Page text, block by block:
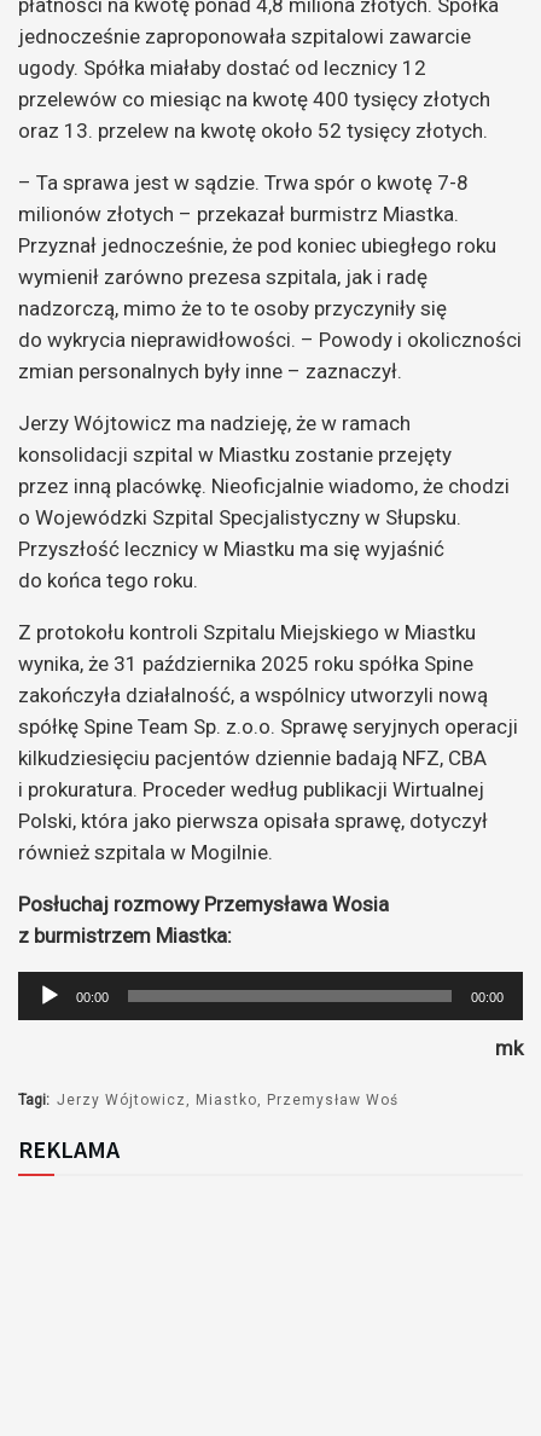
płatności na kwotę ponad 4,8 miliona złotych. Spółka
jednocześnie zaproponowała szpitalowi zawarcie
ugody. Spółka miałaby dostać od lecznicy 12
przelewów co miesiąc na kwotę 400 tysięcy złotych
oraz 13. przelew na kwotę około 52 tysięcy złotych.
– Ta sprawa jest w sądzie. Trwa spór o kwotę 7-8
milionów złotych – przekazał burmistrz Miastka.
Przyznał jednocześnie, że pod koniec ubiegłego roku
wymienił zarówno prezesa szpitala, jak i radę
nadzorczą, mimo że to te osoby przyczyniły się
do wykrycia nieprawidłowości. – Powody i okoliczności
zmian personalnych były inne – zaznaczył.
Jerzy Wójtowicz ma nadzieję, że w ramach
konsolidacji szpital w Miastku zostanie przejęty
przez inną placówkę. Nieoficjalnie wiadomo, że chodzi
o Wojewódzki Szpital Specjalistyczny w Słupsku.
Przyszłość lecznicy w Miastku ma się wyjaśnić
do końca tego roku.
Z protokołu kontroli Szpitalu Miejskiego w Miastku
wynika, że 31 października 2025 roku spółka Spine
zakończyła działalność, a wspólnicy utworzyli nową
spółkę Spine Team Sp. z.o.o. Sprawę seryjnych operacji
kilkudziesięciu pacjentów dziennie badają NFZ, CBA
i prokuratura. Proceder według publikacji Wirtualnej
Polski, która jako pierwsza opisała sprawę, dotyczył
również szpitala w Mogilnie.
Posłuchaj rozmowy Przemysława Wosia
z burmistrzem Miastka:
Odtwarzacz
plików
00:00 00:00
mk
Tagi: Jerzy Wójtowicz Miastko Przemysław Woś
REKLAMA